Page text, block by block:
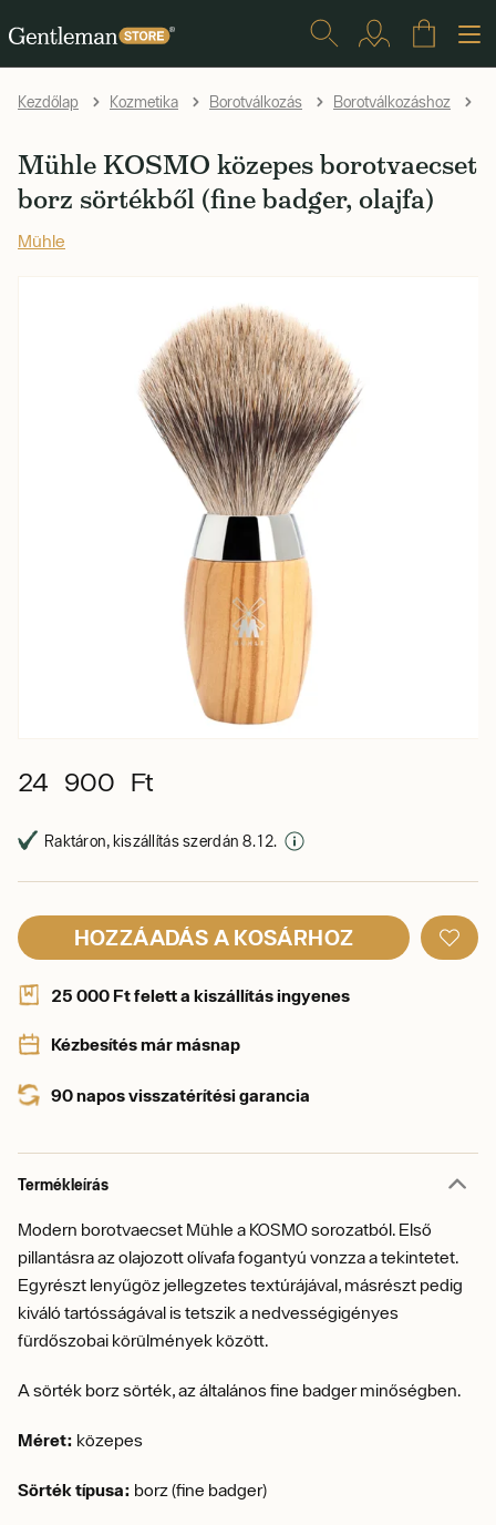
Kezdőlap Kozmetika Borotválkozás Borotválkozáshoz
Mühle KOSMO közepes borotvaecset
borz sörtékből (fine badger, olajfa)
Mühle
24 900 Ft
Raktáron, kiszállítás szerdán 8. 12.
HOZZÁADÁS A KOSÁRHOZ
25 000 Ft felett a kiszállítás ingyenes
Kézbesítés már másnap
90 napos visszatérítési garancia
Termékleírás
Modern borotvaecset Mühle a KOSMO sorozatból. Első
pillantásra az olajozott olívafa fogantyú vonzza a tekintetet.
Egyrészt lenyűgöz jellegzetes textúrájával, másrészt pedig
kiváló tartósságával is tetszik a nedvességigényes
fürdőszobai körülmények között.
A sörték borz sörték, az általános fine badger minőségben.
Méret: közepes
Sörték típusa: borz (fine badger)